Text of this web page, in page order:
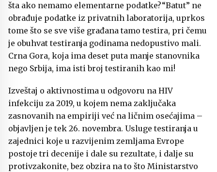
šta ako nemamo elementarne podatke?“Batut” ne
obrađuje podatke iz privatnih laboratorija, uprkos
tome što se sve više građana tamo testira, pri čemu
je obuhvat testiranja godinama nedopustivo mali.
Crna Gora, koja ima deset puta manje stanovnika
nego Srbija, ima isti broj testiranih kao mi!
Izveštaj o aktivnostima u odgovoru na HIV
infekciju za 2019, u kojem nema zaključaka
zasnovanih na empiriji već na ličnim osećajima –
objavljen je tek 26. novembra. Usluge testiranja u
zajednici koje u razvijenim zemljama Evrope
postoje tri decenije i dale su rezultate, i dalje su
protivzakonite, bez obzira na to što Ministarstvo